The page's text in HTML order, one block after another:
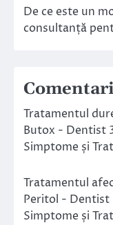
De ce este un
consultanță
Tratamentul
Butox - Dentist
Simptome și
Tratamentul
Peritol - Dentist
Simptome și